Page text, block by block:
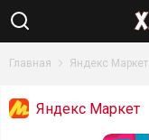
Главная Яндекс Маркет
Яндекс Маркет